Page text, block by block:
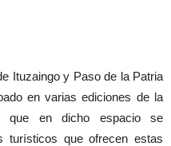
Ituzaingo y Paso de la Patria
en varias ediciones de la
que en dicho espacio se
turísticos que ofrecen estas